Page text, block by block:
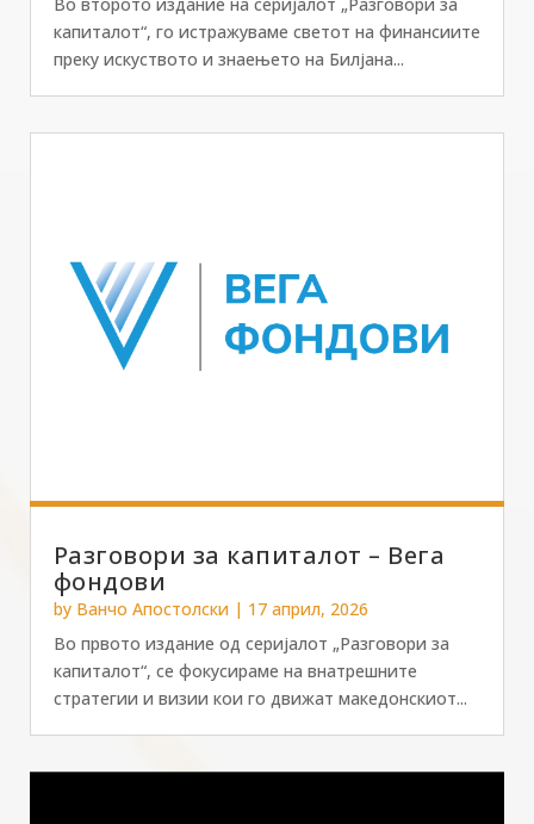
капиталот“, го истражуваме светот на финансиите
преку искуството и знаењето на Билјана...
Разговори за капиталот – Вега
фондови
by Ванчо Апостолски| 17 април, 2026
Во првото издание од серијалот „Разговори за
капиталот“, се фокусираме на внатрешните
стратегии и визии кои го движат македонскиот...